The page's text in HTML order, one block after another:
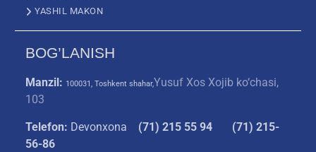
YASHIL MAKON
BOG’LANISH
Manzil: 100031, Toshkent shahar,Yusuf Xos Xojib ko‘chasi,
103
Telefon: Devonxona (71) 215 55 94
(71) 215-
56-86